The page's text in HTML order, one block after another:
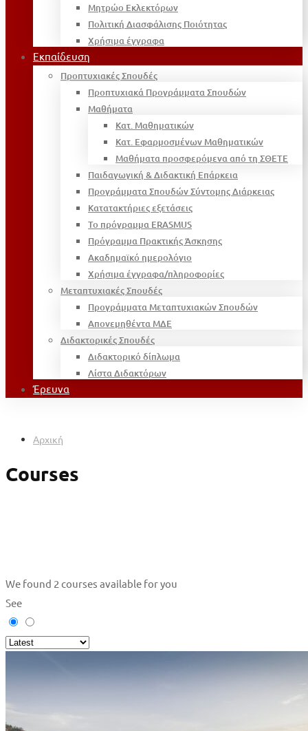
Μητρώο Εκλεκτόρων
Πολιτική Διασφάλισης Ποιότητας
Χρήσιμα έγγραφα
Εκπαίδευση
Προπτυχιακές Σπουδές
Προπτυχιακά Προγράμματα Σπουδών
Μαθήματα
Κατ. Μαθηματικών
Κατ. Εφαρμοσμένων Μαθηματικών
Μαθήματα προσφερόμενα από τη ΣΘΕΤΕ
Παιδαγωγική & Διδακτική Επάρκεια
Προγράμματα Σπουδών Σύντομης Διάρκειας
Κατατακτήριες εξετάσεις
Το πρόγραμμα ERASMUS
Πρόγραμμα Πρακτικής Άσκησης
Ακαδημαϊκό ημερολόγιο
Χρήσιμα έγγραφα/πληροφορίες
Μεταπτυχιακές Σπουδές
Προγράμματα Μεταπτυχιακών Σπουδών
Απονεμηθέντα ΜΔΕ
Διδακτορικές Σπουδές
Διδακτορικό δίπλωμα
Λίστα Διδακτόρων
Έρευνα
Αρχική
Courses
We found 2 courses available for you
See